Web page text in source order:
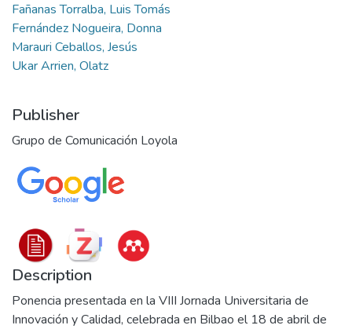
Fañanas Torralba, Luis Tomás
Fernández Nogueira, Donna
Marauri Ceballos, Jesús
Ukar Arrien, Olatz
Publisher
Grupo de Comunicación Loyola
Description
Ponencia presentada en la VIII Jornada Universitaria de
Innovación y Calidad, celebrada en Bilbao el 18 de abril de